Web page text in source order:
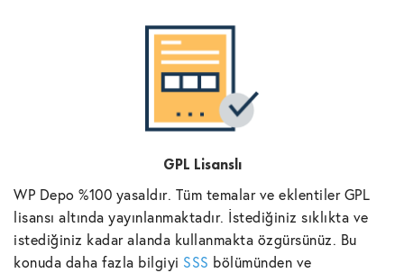
GPL Lisanslı
WP Depo %100 yasaldır. Tüm temalar ve eklentiler GPL
lisansı altında yayınlanmaktadır. İstediğiniz sıklıkta ve
istediğiniz kadar alanda kullanmakta özgürsünüz. Bu
konuda daha fazla bilgiyi SSS bölümünden ve